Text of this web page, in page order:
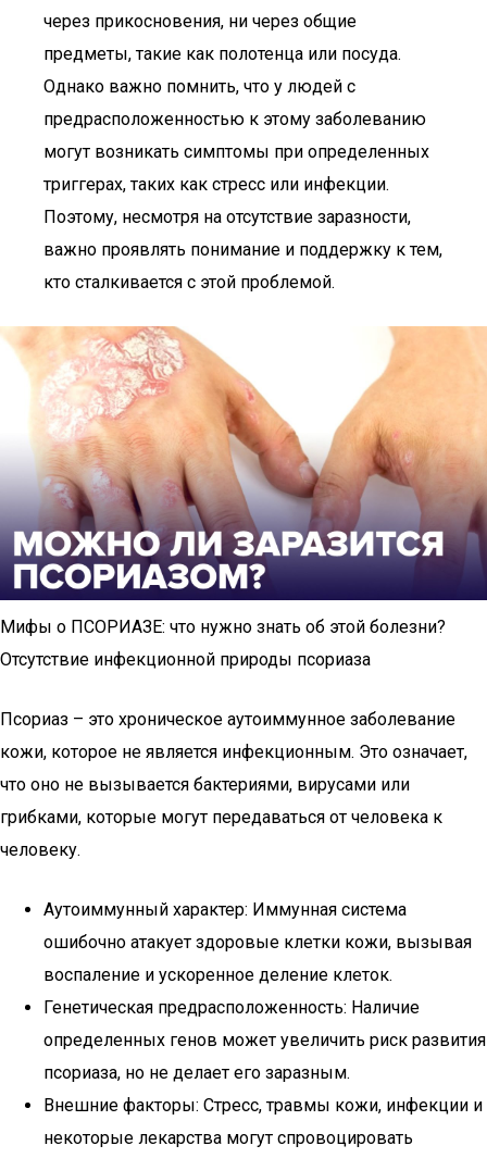
через прикосновения, ни через общие
предметы, такие как полотенца или посуда.
Однако важно помнить, что у людей с
предрасположенностью к этому заболеванию
могут возникать симптомы при определенных
триггерах, таких как стресс или инфекции.
Поэтому, несмотря на отсутствие заразности,
важно проявлять понимание и поддержку к тем,
кто сталкивается с этой проблемой.
Мифы о ПСОРИАЗЕ: что нужно знать об этой болезни?
Отсутствие инфекционной природы псориаза
Псориаз – это хроническое аутоиммунное заболевание
кожи, которое не является инфекционным. Это означает,
что оно не вызывается бактериями, вирусами или
грибками, которые могут передаваться от человека к
человеку.
Аутоиммунный характер: Иммунная система
ошибочно атакует здоровые клетки кожи, вызывая
воспаление и ускоренное деление клеток.
Генетическая предрасположенность: Наличие
определенных генов может увеличить риск развития
псориаза, но не делает его заразным.
Внешние факторы: Стресс, травмы кожи, инфекции и
некоторые лекарства могут спровоцировать